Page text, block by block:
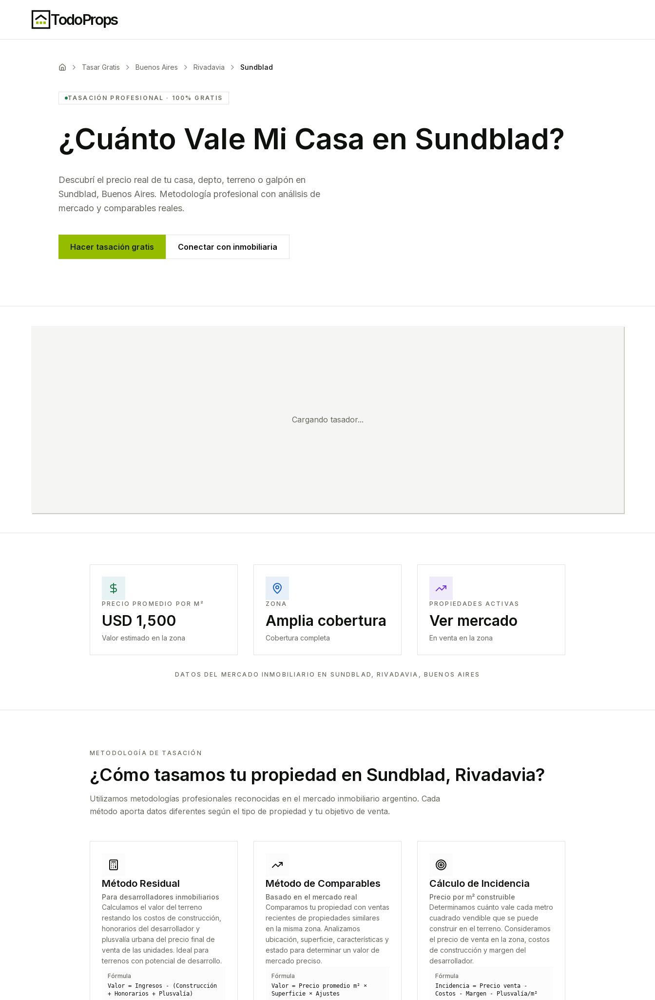
TodoProps
Tasar Gratis Buenos Aires Rivadavia Sundblad
TASACIÓN PROFESIONAL · 100% GRATIS
¿Cuánto Vale Mi Casa en Sundblad?
Descubrí el precio real de tu casa, depto, terreno o galpón en
Sundblad, Buenos Aires. Metodología profesional con análisis de
mercado y comparables reales.
Hacer tasación gratis Conectar con inmobiliaria
Cargando tasador...
PRECIO PROMEDIO POR M²
USD 1,500
Valor estimado en la zona
ZONA
Amplia cobertura
Cobertura completa
PROPIEDADES ACTIVAS
Ver mercado
En venta en la zona
DATOS DEL MERCADO INMOBILIARIO EN SUNDBLAD, RIVADAVIA, BUENOS AIRES
METODOLOGÍA DE TASACIÓN
¿Cómo tasamos tu propiedad en Sundblad, Rivadavia?
Utilizamos metodologías profesionales reconocidas en el mercado inmobiliario argentino. Cada
método aporta datos diferentes según el tipo de propiedad y tu objetivo de venta.
Método Residual
Para desarrolladores inmobiliarios
Calculamos el valor del terreno
restando los costos de construcción,
honorarios del desarrollador y
plusvalía urbana del precio final de
venta de las unidades. Ideal para
terrenos con potencial de desarrollo.
Fórmula
Valor = Ingresos - (Construcción
+ Honorarios + Plusvalía)
Método de Comparables
Basado en el mercado real
Comparamos tu propiedad con ventas
recientes de propiedades similares
en la misma zona. Analizamos
ubicación, superficie, características y
estado para determinar un valor de
mercado preciso.
Fórmula
Valor = Precio promedio m² ×
Superficie × Ajustes
Cálculo de Incidencia
Precio por m² construible
Determinamos cuánto vale cada metro
cuadrado vendible que se puede
construir en el terreno. Consideramos
el precio de venta en la zona, costos
de construcción y margen del
desarrollador.
Fórmula
Incidencia = Precio venta -
Costos - Margen - Plusvalía/m²